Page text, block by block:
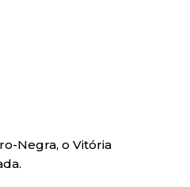
Negra, o Vitória